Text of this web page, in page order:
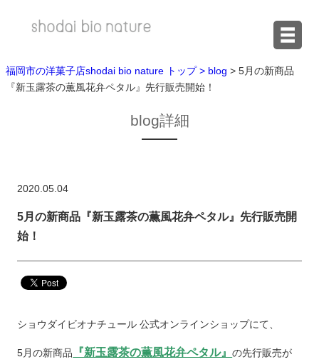
福岡市の洋菓子店shodai bio nature トップ > blog > 5月の新商品
『新玉露茶の薫風花弁ペタル』先行販売開始！
blog詳細
2020.05.04
5月の新商品『新玉露茶の薫風花弁ペタル』先行販売開
始！
ショウダイビオナチュール 公式オンラインショップにて、
5月の新商品 『新玉露茶の薫風花弁ペタル』の先行販売が